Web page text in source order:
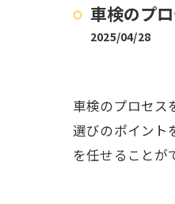
車検のプ
2025/04/28
車検のプロセス
選びのポイント
を任せることが